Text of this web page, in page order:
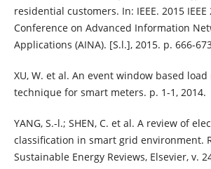
residential customers. In: IEEE. 2015
Conference on Advanced Information
Applications (AINA). [S.l.], 2015. p. 666-
XU, W. et al. An event window based
technique for smart meters. p. 1-1, 2014.
YANG, S.-l.; SHEN, C. et al. A review of
classification in smart grid environment.
Sustainable Energy Reviews, Elsevier, v.